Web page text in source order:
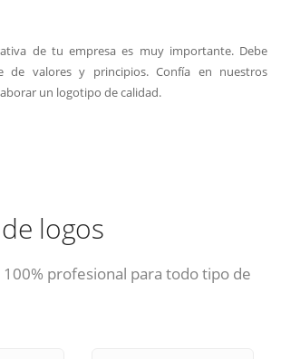
de tu empresa es muy importante. Debe
de valores y principios. Confía en nuestros
un logotipo de calidad.
logos
100% profesional para todo tipo de